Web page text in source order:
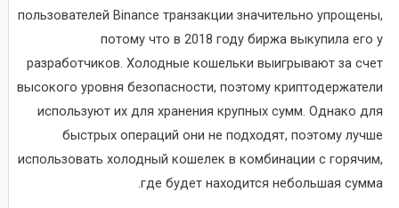
пользователей Binance транзакции значительно упрощены,
потому что в 2018 году биржа выкупила его у
разработчиков. Холодные кошельки выигрывают за счет
высокого уровня безопасности, поэтому криптодержатели
используют их для хранения крупных сумм. Однако для
быстрых операций они не подходят, поэтому лучше
использовать холодный кошелек в комбинации с горячим,
где будет находится небольшая сумма.